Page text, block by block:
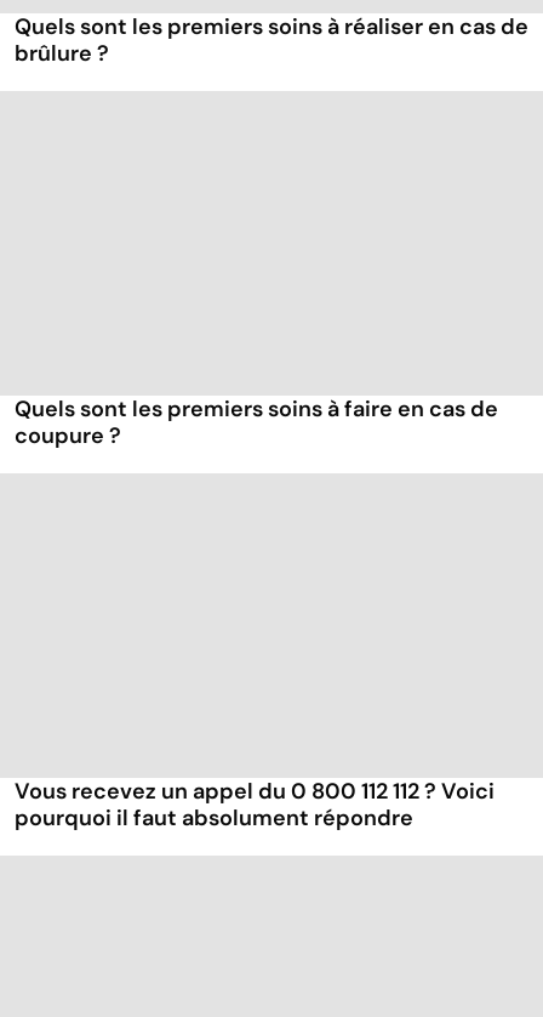
Quels sont les premiers soins à réaliser en cas de
brûlure ?
Quels sont les premiers soins à faire en cas de
coupure ?
Vous recevez un appel du 0 800 112 112 ? Voici
pourquoi il faut absolument répondre